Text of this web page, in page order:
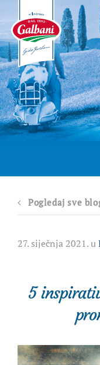
Pogledaj sve
27. siječnja 2021. u
5